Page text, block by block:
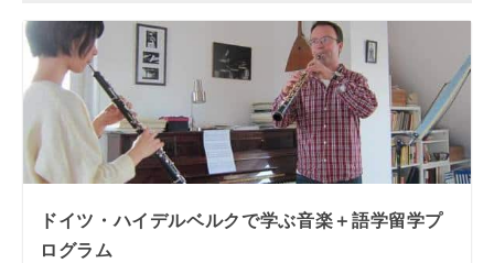
ドイツ・ハイデルベルクで学ぶ音楽＋語学留学プ
ログラム